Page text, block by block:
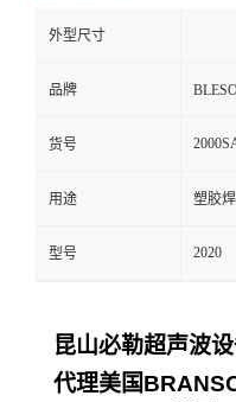
外型尺寸
品牌
货号
用途 塑胶
型号 2020
昆山必勒超声波
代理美国